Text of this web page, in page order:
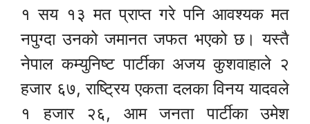
१ सय १३ मत प्राप्त गरे पनि आवश्यक मत
नपुग्दा उनको जमानत जफत भएको छ। यस्तै
नेपाल कम्युनिष्ट पार्टीका अजय कुशवाहाले २
हजार ६७, राष्ट्रिय एकता दलका विनय यादवले
१ हजार २६, आम जनता पार्टीका उमेश